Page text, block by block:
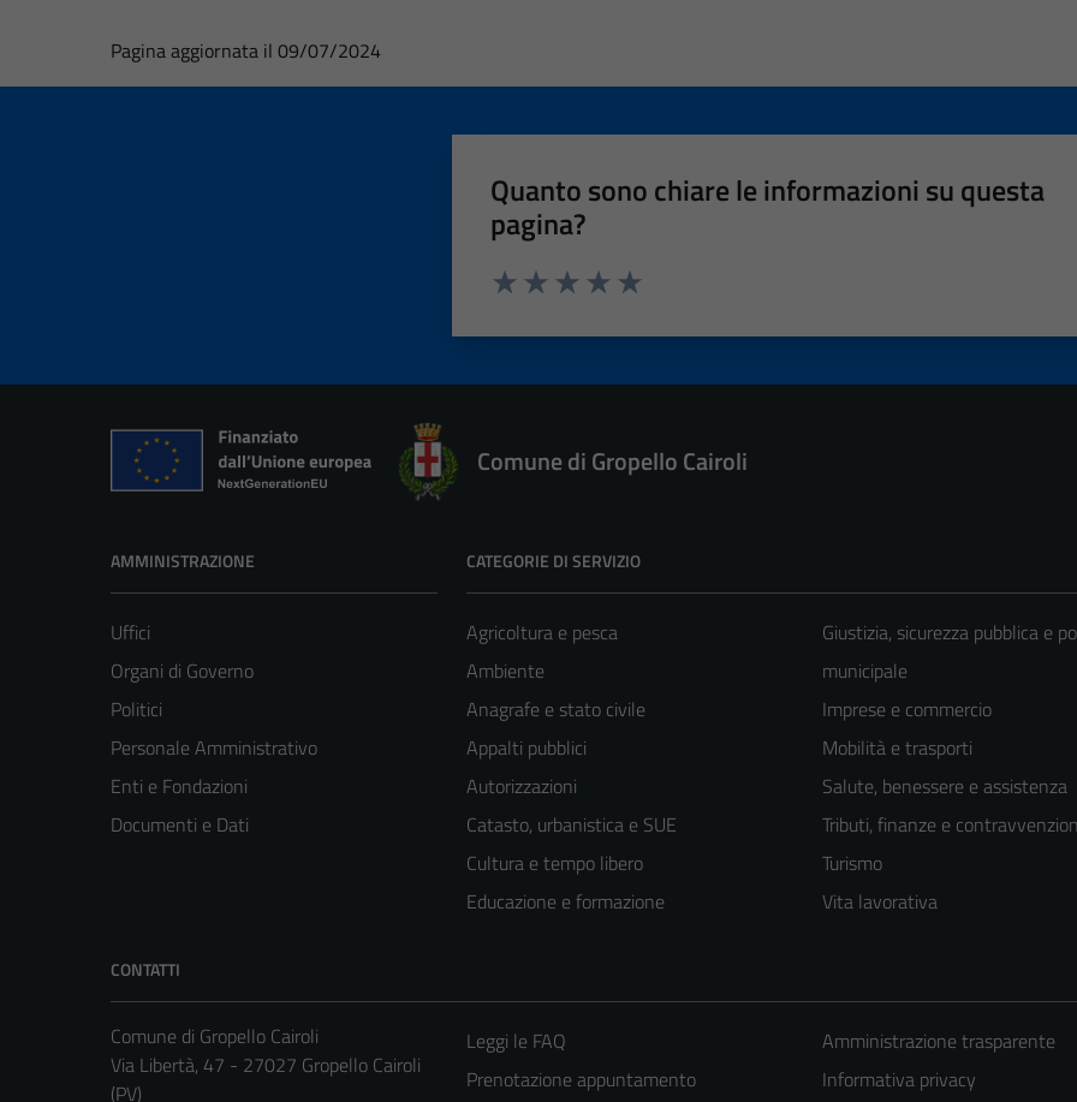
Pagina aggiornata il 09/07/2024
Quanto sono chiare le informazioni su questa
pagina?
Comune di Gropello Cairoli
AMMINISTRAZIONE
Uffici
Organi di Governo
Politici
Personale Amministrativo
Enti e Fondazioni
Documenti e Dati
CATEGORIE DI SERVIZIO
Agricoltura e pesca
Ambiente
Anagrafe e stato civile
Appalti pubblici
Autorizzazioni
Catasto, urbanistica e SUE
Cultura e tempo libero
Educazione e formazione
Giustizia, sicurezza pubblica e
municipale
Imprese e commercio
Mobilità e trasporti
Salute, benessere e assistenza
Tributi, finanze e
Turismo
Vita lavorativa
CONTATTI
Comune di Gropello Cairoli
Via Libertà, 47 - 27027 Gropello Cairoli
(PV)
Leggi le FAQ
Prenotazione appuntamento
Amministrazione trasparente
Informativa privacy